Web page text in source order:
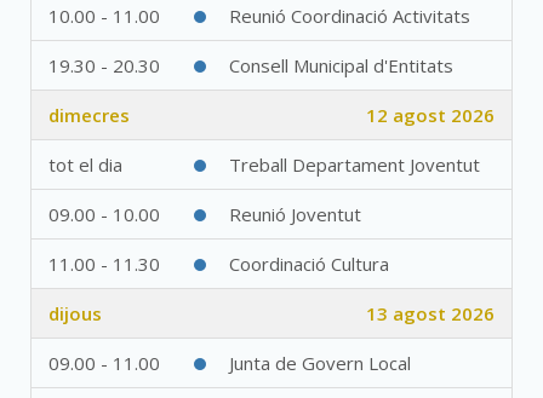
10.00 - 11.00 Reunió Coordinació Activitats
19.30 - 20.30 Consell Municipal d'Entitats
dimecres 12 agost 2026
tot el dia Treball Departament Joventut
09.00 - 10.00 Reunió Joventut
11.00 - 11.30 Coordinació Cultura
dijous 13 agost 2026
09.00 - 11.00 Junta de Govern Local